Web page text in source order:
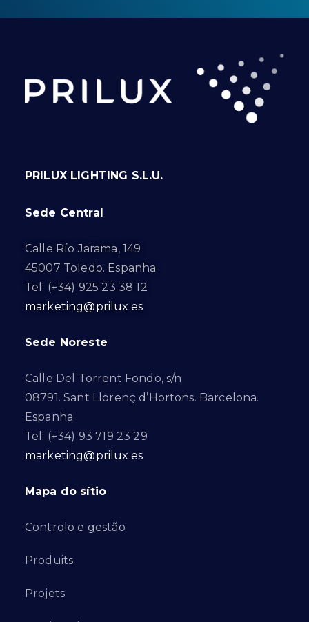
PRILUX LIGHTING S.L.U.
Sede Central
Calle Río Jarama, 149
45007 Toledo. Espanha
Tel: (+34) 925 23 38 12
marketing@prilux.es
Sede Noreste
Calle Del Torrent Fondo, s/n
08791. Sant Llorenç d’Hortons. Barcelona.
Espanha
Tel: (+34) 93 719 23 29
marketing@prilux.es
Mapa do sítio
Controlo e gestão
Produits
Projets